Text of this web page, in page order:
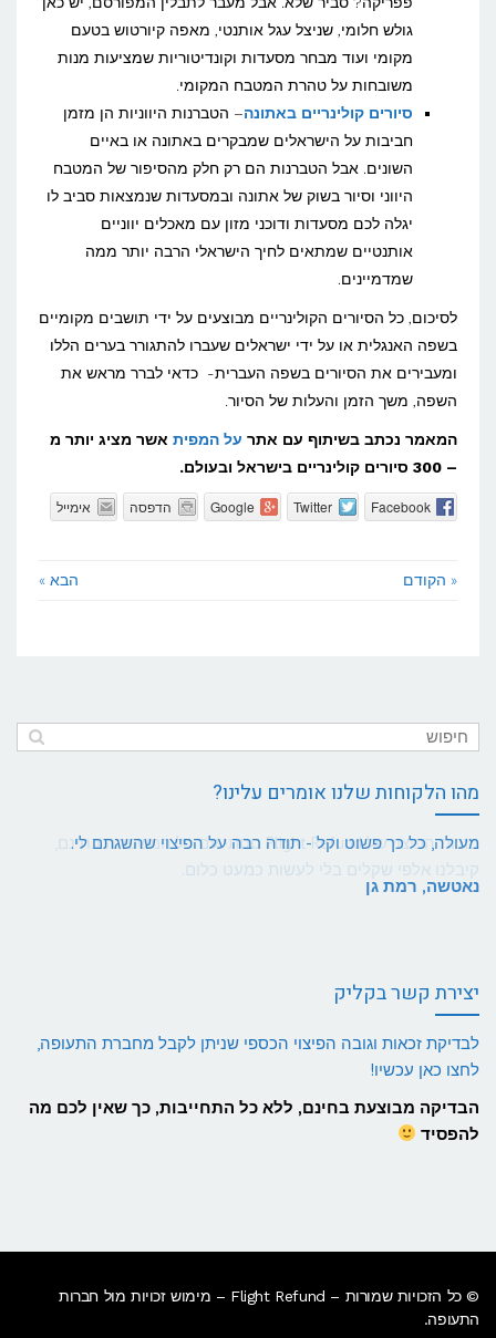
גולש חלומי, שניצל עגל אותנטי, מאפה קיורטוש בטעם
מקומי ועוד מבחר מסעדות וקונדיטוריות שמציעות מנות
משובחות על טהרת המטבח המקומי.
סיורים קולינריים באתונה– הטברנות היווניות הן מזמן
חביבות על הישראלים שמבקרים באתונה או באיים
השונים. אבל הטברנות הם רק חלק מהסיפור של המטבח
היווני וסיור בשוק של אתונה ובמסעדות שנמצאות סביב לו
יגלה לכם מסעדות ודוכני מזון עם מאכלים יווניים
אותנטיים שמתאים לחיך הישראלי הרבה יותר ממה
שמדמיינים.
לסיכום, כל הסיורים הקולינריים מבוצעים על ידי תושבים מקומיים
בשפה האנגלית או על ידי ישראלים שעברו להתגורר בערים הללו
ומעבירים את הסיורים בשפה העברית- כדאי לברר מראש את
השפה, משך הזמן והעלות של הסיור.
המאמר נכתב בשיתוף עם אתר על המפית אשר מציג יותר מ
– 300 סיורים קולינריים בישראל ובעולם.
Facebook
Twitter
Google הדפסה אימייל
« הקודם הבא »
מהו הלקוחות שלנו אומרים עלינו?
מעולה, כל כך פשוט וקל - תודה רבה על הפיצוי שהשגתם לי.
נאטשה, רמת גן
יצירת קשר בקליק
לבדיקת זכאות וגובה הפיצוי הכספי שניתן לקבל מחברת התעופה,
לחצו כאן עכשיו!
הבדיקה מבוצעת בחינם, ללא כל התחייבות, כך שאין לכם מה
להפסיד
© כל הזכויות שמורות – Flight Refund – מימוש זכויות מול חברות
התעופה.